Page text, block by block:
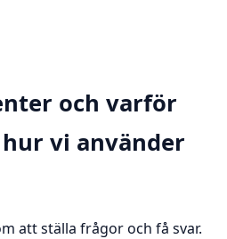
och varför
vi använder
att ställa frågor och få svar.